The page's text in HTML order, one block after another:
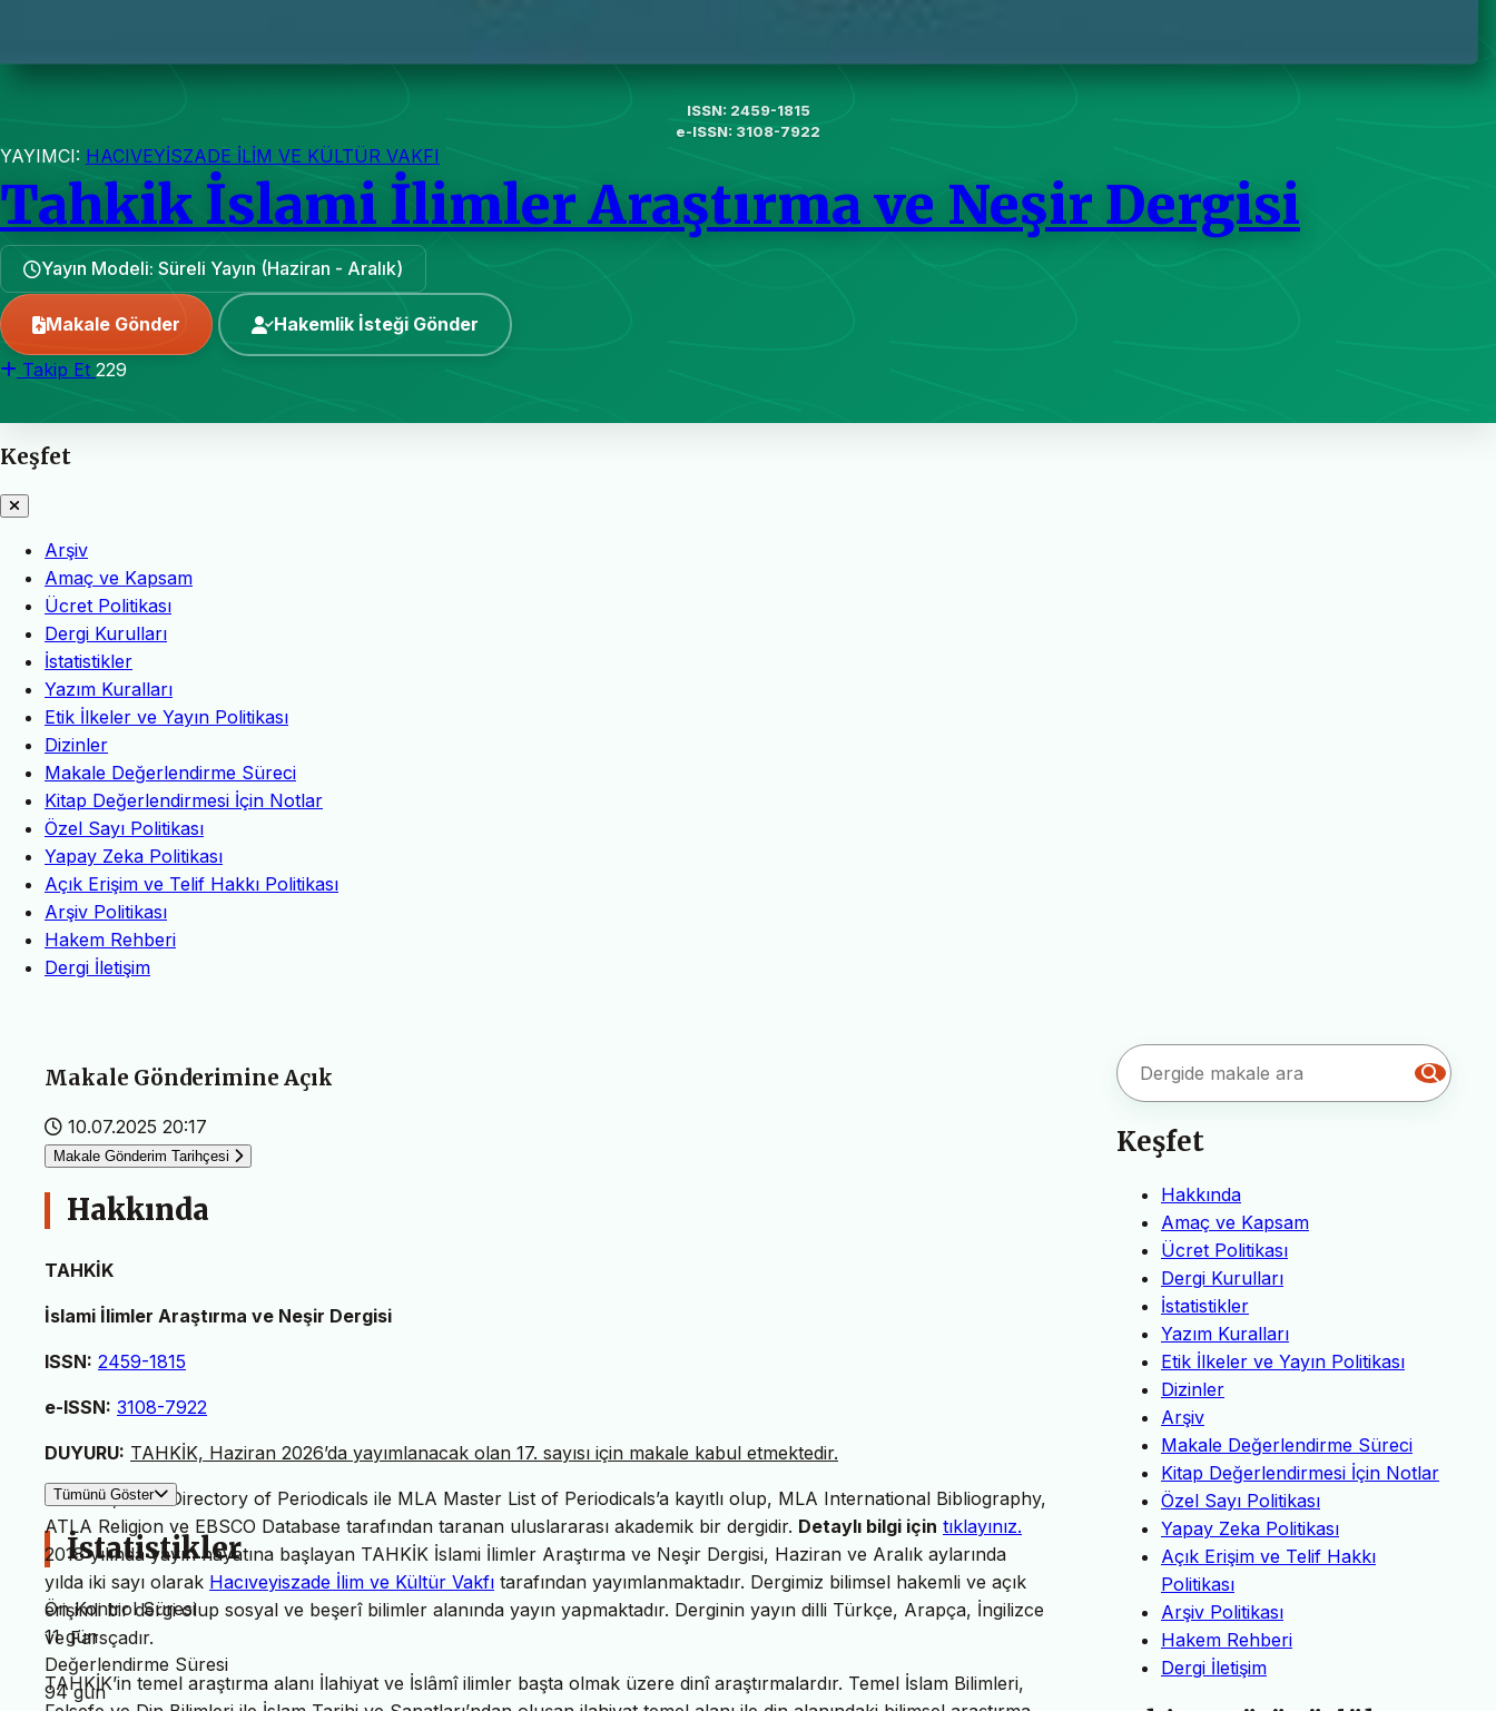
ISSN: 2459-1815
e-ISSN: 3108-7922
YAYIMCI: HACIVEYİSZADE İLİM VE KÜLTÜR VAKFI
Tahkik İslami İlimler Araştırma ve Neşir Dergisi
Yayın Modeli: Süreli Yayın (Haziran - Aralık)
Makale Gönder Hakemlik İsteği Gönder
Takip Et 229
Keşfet
Arşiv
Amaç ve Kapsam
Ücret Politikası
Dergi Kurulları
İstatistikler
Yazım Kuralları
Etik İlkeler ve Yayın Politikası
Dizinler
Makale Değerlendirme Süreci
Kitap Değerlendirmesi İçin Notlar
Özel Sayı Politikası
Yapay Zeka Politikası
Açık Erişim ve Telif Hakkı Politikası
Arşiv Politikası
Hakem Rehberi
Dergi İletişim
Makale Gönderimine Açık
10.07.2025 20:17
Makale Gönderim Tarihçesi
Hakkında
TAHKİK
İslami İlimler Araştırma ve Neşir Dergisi
ISSN: 2459-1815
e-ISSN: 3108-7922
DUYURU: TAHKİK, Haziran 2026’da yayımlanacak olan 17. sayısı için makale kabul etmektedir.
TAHKİK, MLA Directory of Periodicals ile MLA Master List of Periodicals’a kayıtlı olup, MLA International Bibliography,
ATLA Religion ve EBSCO Database tarafından taranan uluslararası akademik bir dergidir. Detaylı bilgi için tıklayınız.
2018 yılında yayın hayatına başlayan TAHKİK İslami İlimler Araştırma ve Neşir Dergisi, Haziran ve Aralık aylarında
yılda iki sayı olarak Hacıveyiszade İlim ve Kültür Vakfı tarafından yayımlanmaktadır. Dergimiz bilimsel hakemli ve açık
erişimli bir dergi olup sosyal ve beşerî bilimler alanında yayın yapmaktadır. Derginin yayın dilli Türkçe, Arapça, İngilizce
ve Farsçadır.
TAHKİK’in temel araştırma alanı İlahiyat ve İslâmî ilimler başta olmak üzere dinî araştırmalardır. Temel İslam Bilimleri,
Tümünü Göster
İstatistikler
Ön Kontrol Süresi
11 gün
Değerlendirme Süresi
94 gün
Keşfet
Hakkında
Amaç ve Kapsam
Ücret Politikası
Dergi Kurulları
İstatistikler
Yazım Kuralları
Etik İlkeler ve Yayın Politikası
Dizinler
Arşiv
Makale Değerlendirme Süreci
Kitap Değerlendirmesi İçin Notlar
Özel Sayı Politikası
Yapay Zeka Politikası
Açık Erişim ve Telif Hakkı
Politikası
Arşiv Politikası
Hakem Rehberi
Dergi İletişim